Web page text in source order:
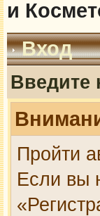
и
Вход
Введите
Пройти
Если вы